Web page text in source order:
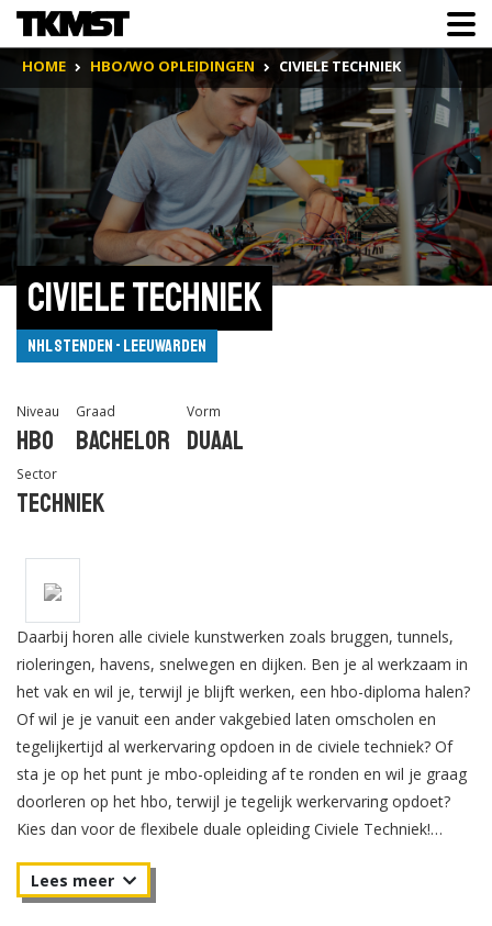
HOME HBO/WO OPLEIDINGEN CIVIELE TECHNIEK
Civiele Techniek
NHL Stenden - Leeuwarden
Niveau
Hbo
Graad
Bachelor
Vorm
Duaal
Sector
Techniek
Daarbij horen alle civiele kunstwerken zoals bruggen, tunnels,
rioleringen, havens, snelwegen en dijken. Ben je al werkzaam in
het vak en wil je, terwijl je blijft werken, een hbo-diploma halen?
Of wil je je vanuit een ander vakgebied laten omscholen en
tegelijkertijd al werkervaring opdoen in de civiele techniek? Of
sta je op het punt je mbo-opleiding af te ronden en wil je graag
doorleren op het hbo, terwijl je tegelijk werkervaring opdoet?
Kies dan voor de flexibele duale opleiding Civiele Techniek!
houdt zich bezig met het ontwerp, de uitvoering en het beheer